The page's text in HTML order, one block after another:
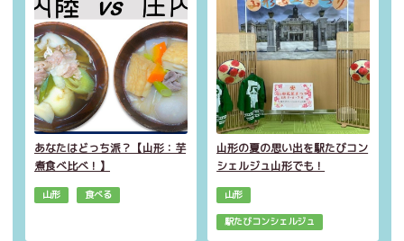
あなたはどっち派？【山形：芋
煮食べ比べ！】
山形 食べる
山形の夏の思い出を駅たびコン
シェルジュ山形でも！
山形
駅たびコンシェルジュ